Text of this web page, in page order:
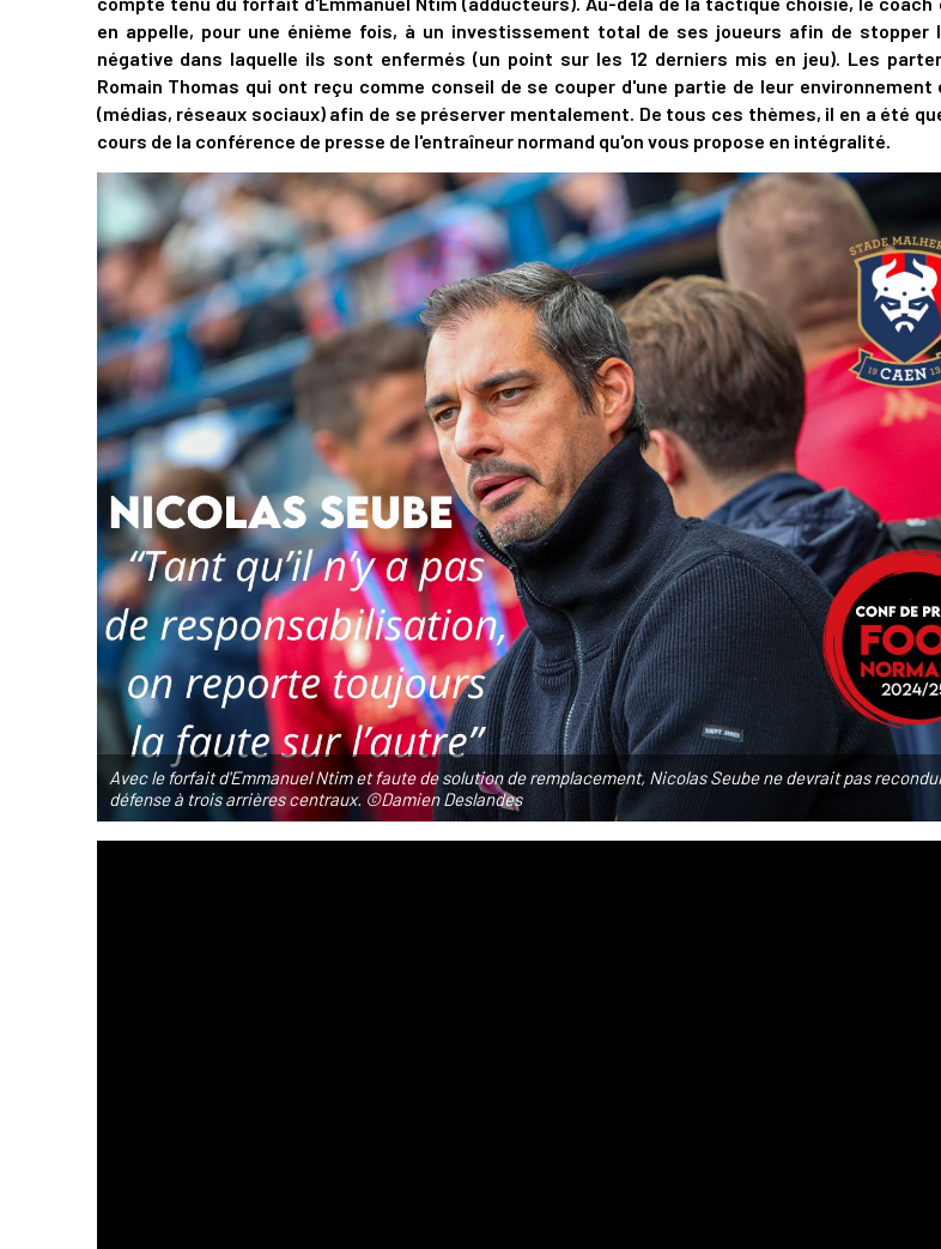
en appelle, pour une énième fois, à un investissement total de ses joueurs afin de stopper
négative dans laquelle ils sont enfermés (un point sur les 12 derniers mis en jeu). Les
Romain Thomas qui ont reçu comme conseil de se couper d'une partie de leur environnement
(médias, réseaux sociaux) afin de se préserver mentalement. De tous ces thèmes, il en a été
cours de la conférence de presse de l'entraîneur normand qu'on vous propose en intégralité.
Avec le forfait d'Emmanuel Ntim et faute de solution de remplacement, Nicolas Seube ne devrait pas
défense à trois arrières centraux. ©Damien Deslandes